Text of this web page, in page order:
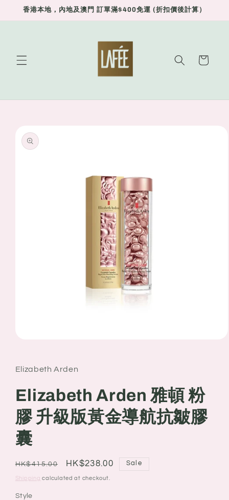
Skip to
香港本地，內地及澳門 訂單滿$400免運 (折扣價後計算）
Cart
product
information
in
modal
Elizabeth Arden
Elizabeth Arden 雅頓 粉
膠 升級版黃金導航抗皺膠
囊
Regular
price
HK$415.00
Sale
price
HK$238.00 Sale
Shipping calculated at checkout.
Style